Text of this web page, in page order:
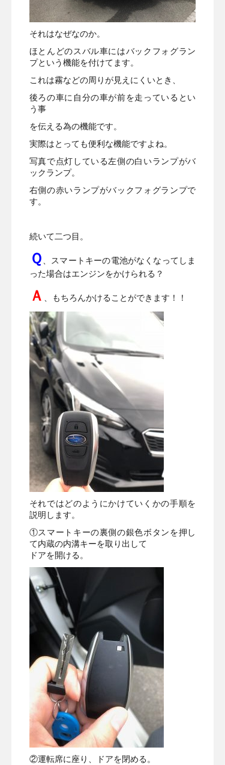
それはなぜなのか。
ほとんどのスバル車にはバックフォグラン
プという機能を付けてます。
これは霧などの周りが見えにくいとき、
後ろの車に自分の車が前を走っているとい
う事
を伝える為の機能です。
実際はとっても便利な機能ですよね。
写真で点灯している左側の白いランプがバ
ックランプ。
右側の赤いランプがバックフォグランプで
す。
続いて二つ目。
Ｑ、スマートキーの電池がなくなってしま
った場合はエンジンをかけられる？
Ａ 、もちろんかけることができます！！
それではどのようにかけていくかの手順を
説明します。
①スマートキーの裏側の銀色ボタンを押し
て内蔵の内溝キーを取り出して
ドアを開ける。
②運転席に座り、ドアを閉める。